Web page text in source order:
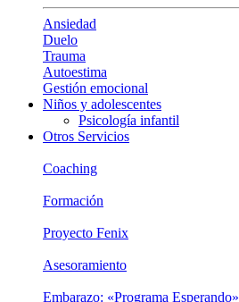
Ansiedad
Duelo
Trauma
Autoestima
Gestión emocional
Niños y adolescentes
Psicología infantil
Otros Servicios
Coaching
Formación
Proyecto Fenix
Asesoramiento
Embarazo: «Programa Esperando»